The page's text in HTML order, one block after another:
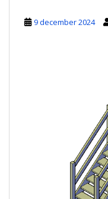
9 december 2024